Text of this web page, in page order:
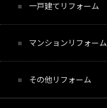
一戸建てリフォーム
マンションリフォーム
その他リフォーム